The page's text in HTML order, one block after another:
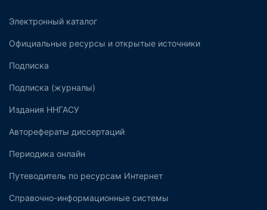
Электронный каталог
Официальные ресурсы и открытые источники
Подписка
Подписка (журналы)
Издания ННГАСУ
Авторефераты диссертаций
Периодика онлайн
Путеводитель по ресурсам Интернет
Справочно-информационные системы